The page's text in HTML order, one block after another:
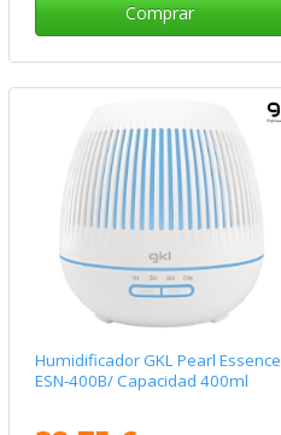
Comprar
Humidificador GKL Pearl Essence
ESN-400B/ Capacidad 400ml